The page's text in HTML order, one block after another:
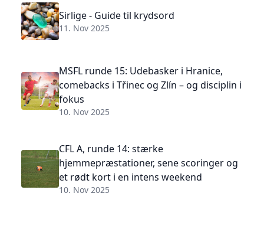
Sirlige - Guide til krydsord
11. Nov 2025
MSFL runde 15: Udebasker i Hranice,
comebacks i Třinec og Zlín – og disciplin i
fokus
10. Nov 2025
CFL A, runde 14: stærke
hjemmepræstationer, sene scoringer og
et rødt kort i en intens weekend
10. Nov 2025